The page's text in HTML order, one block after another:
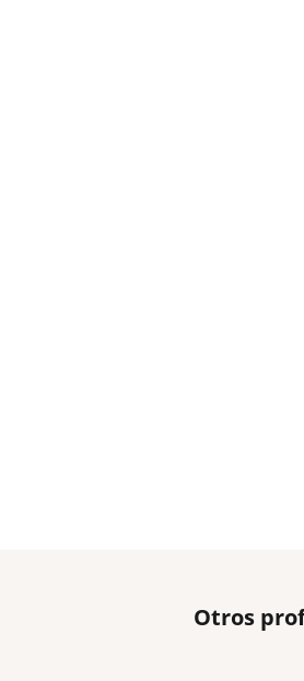
Otros